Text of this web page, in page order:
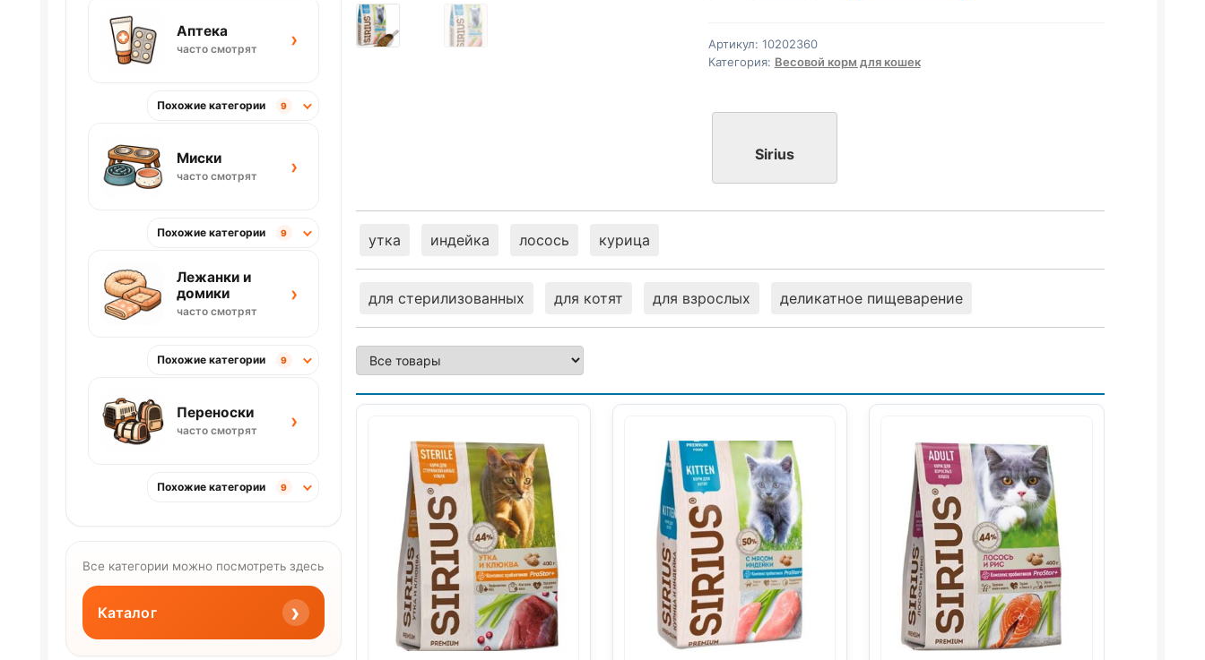
(КОТЯТА,
1кг
Артикул: 10202360
Категория: Весовой корм для кошек
Sirius
утка индейка лосось курица
для стерилизованных для котят для взрослых деликатное пищеварение
Аптека
часто смотрят ›
Похожие категории 9
Миски
часто смотрят ›
Похожие категории 9
Лежанки и
домики
часто смотрят
›
Похожие категории 9
Переноски
часто смотрят ›
Похожие категории 9
Все категории можно посмотреть здесь
Каталог ›